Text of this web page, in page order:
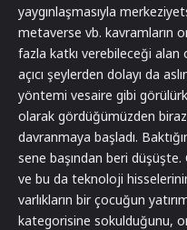
yaygınlaşmasıyla
metaverse vb. kavramların
fazla katkı verebileceği alan
açıcı şeylerden dolayı da
yöntemi vesaire gibi
olarak gördüğümüzden
davranmaya başladı.
sene başından beri
ve bu da teknoloji
varlıkların bir çocuğun
kategorisine sokulduğunu,